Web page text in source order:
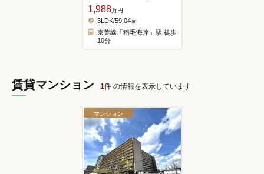
1,988万円
3LDK/59.04㎡
京葉線「稲毛海岸」駅 徒歩
10分
賃貸マンション 1件 の情報を表示しています
マンション